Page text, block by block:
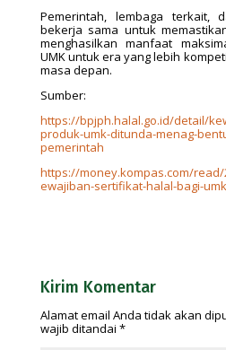
Pemerintah, lembaga terkait,
bekerja sama untuk
menghasilkan manfaat
UMK untuk era yang lebih
masa depan.
Sumber:
https://bpjph.halal.go.id/detail/
produk-umk-ditunda-menag-
pemerintah
https://money.kompas.com/read/
ewajiban-sertifikat-halal-bagi-
Kirim Komentar
Alamat email Anda tidak akan
wajib ditandai *